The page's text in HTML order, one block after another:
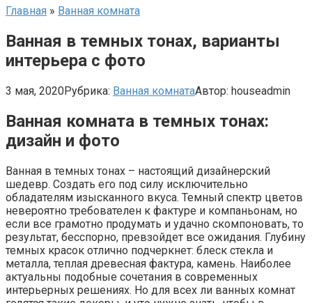
Главная » Ванная комната
Ванная в темных тонах, варианты
интерьера с фото
3 мая, 2020Рубрика: Ванная комнатаАвтор: houseadmin
Ванная комната в темных тонах:
дизайн и фото
Ванная в темных тонах – настоящий дизайнерский
шедевр. Создать его под силу исключительно
обладателям изысканного вкуса. Темный спектр цветов
невероятно требователен к фактуре и компаньонам, но
если все грамотно продумать и удачно скомпоновать, то
результат, бесспорно, превзойдет все ожидания. Глубину
темных красок отлично подчеркнет: блеск стекла и
металла, теплая древесная фактура, камень. Наиболее
актуальны подобные сочетания в современных
интерьерных решениях. Но для всех ли ванных комнат